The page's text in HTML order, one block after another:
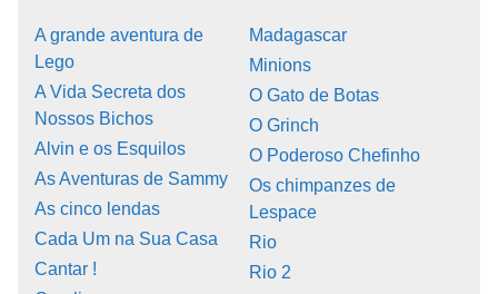
A grande aventura de
Lego
A Vida Secreta dos
Nossos Bichos
Alvin e os Esquilos
As Aventuras de Sammy
As cinco lendas
Cada Um na Sua Casa
Cantar !
Madagascar
Minions
O Gato de Botas
O Grinch
O Poderoso Chefinho
Os chimpanzes de
Lespace
Rio
Rio 2